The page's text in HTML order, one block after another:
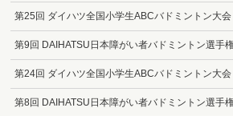
第25回 ダイハツ全国小学生ABCバドミントン大会
第9回 DAIHATSU日本障がい者バドミントン選手
第24回 ダイハツ全国小学生ABCバドミントン大会
第8回 DAIHATSU日本障がい者バドミントン選手